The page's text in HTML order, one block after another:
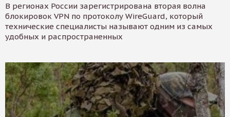
В регионах России зарегистрирована вторая волна
блокировок VPN по протоколу WireGuard, который
технические специалисты называют одним из самых
удобных и распространенных